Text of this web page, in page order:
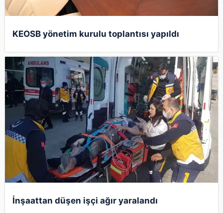
KEOSB yönetim kurulu toplantısı yapıldı
İnşaattan düşen işçi ağır yaralandı